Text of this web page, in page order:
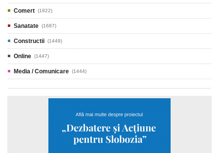
Comert (1822)
Sanatate (1687)
Constructii (1449)
Online (1447)
Media / Comunicare (1444)